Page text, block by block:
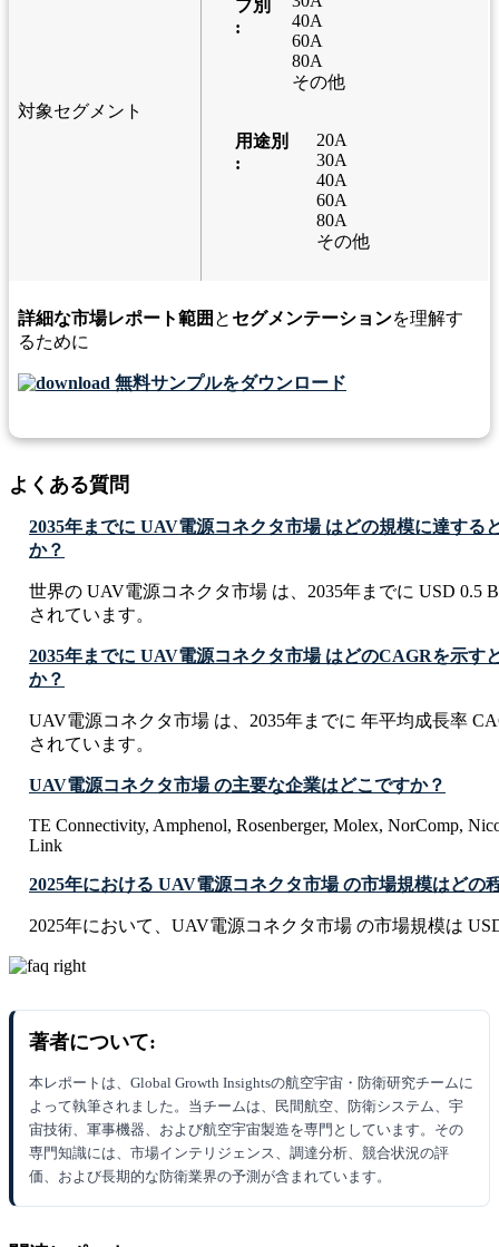
対象セグメント
プ別
:
40A
60A
80A
その他
用途別
:
20A
30A
40A
60A
80A
その他
詳細な市場レポート範囲 と セグメンテーションを理解す
るために
無料サンプルをダウンロード
よくある質問
2035年までに UAV電源コネクタ市場 はどの規模に達する
か？
世界の UAV電源コネクタ市場 は、2035年までに USD 0.5
されています。
2035年までに UAV電源コネクタ市場 はどのCAGRを示す
か？
UAV電源コネクタ市場 は、2035年までに 年平均成長率
されています。
UAV電源コネクタ市場 の主要な企業はどこですか？
TE Connectivity, Amphenol, Rosenberger, Molex, NorComp,
Link
2025年における UAV電源コネクタ市場 の市場規模はどの
2025年において、UAV電源コネクタ市場 の市場規模は
著者について:
本レポートは、Global Growth Insightsの航空宇宙・防衛研究チームに
よって執筆されました。当チームは、民間航空、防衛システム、宇
宙技術、軍事機器、および航空宇宙製造を専門としています。その
専門知識には、市場インテリジェンス、調達分析、競合状況の評
価、および長期的な防衛業界の予測が含まれています。